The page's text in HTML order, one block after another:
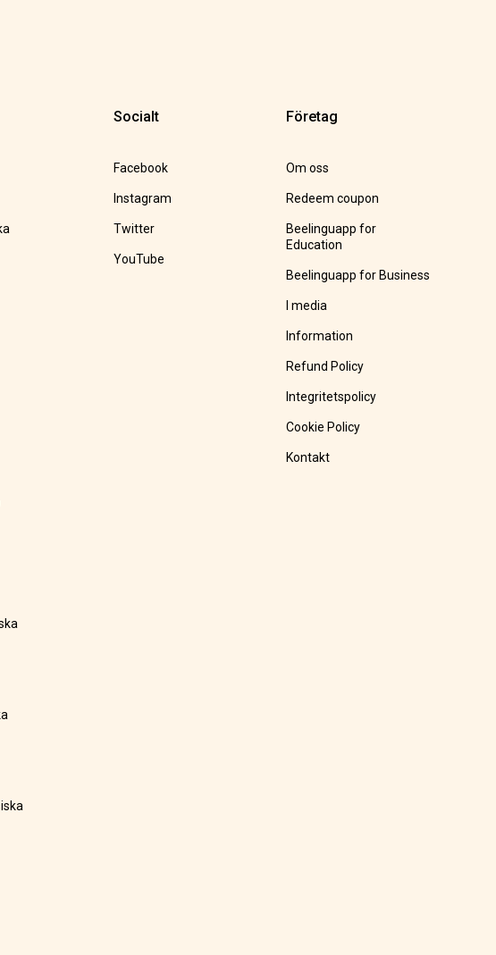
Socialt
Facebook
Instagram
Twitter
YouTube
Företag
Om oss
Redeem coupon
Beelinguapp for
Education
Beelinguapp for Business
I media
Information
Refund Policy
Integritetspolicy
Cookie Policy
Kontakt